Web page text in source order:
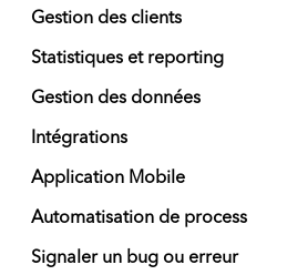
Gestion des clients
Statistiques et reporting
Gestion des données
Intégrations
Application Mobile
Automatisation de process
Signaler un bug ou erreur